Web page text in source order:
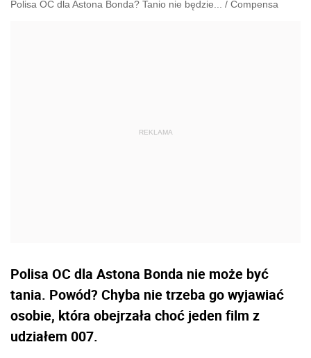
Polisa OC dla Astona Bonda? Tanio nie będzie... / Compensa
Polisa OC dla Astona Bonda nie może być
tania. Powód? Chyba nie trzeba go wyjawiać
osobie, która obejrzała choć jeden film z
udziałem 007.